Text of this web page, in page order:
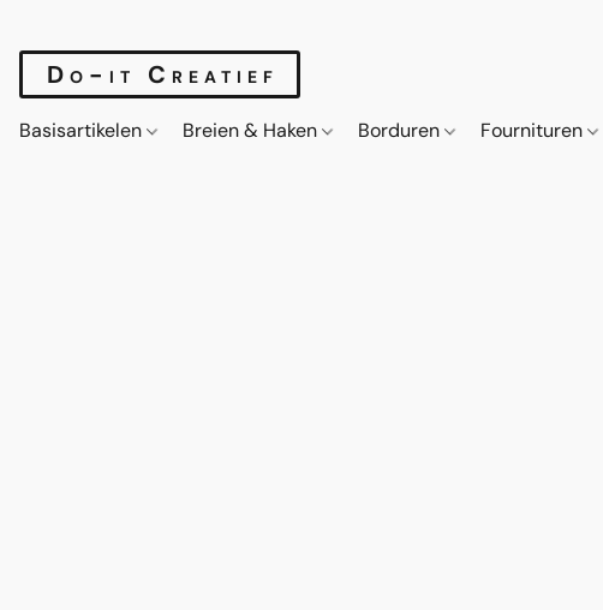
Do-it Creatief
Basisartikelen Breien & Haken Borduren Fournituren